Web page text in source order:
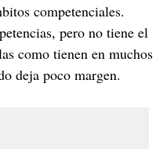
competenciales.
pero no tiene el
como tienen en muchos
deja poco margen.